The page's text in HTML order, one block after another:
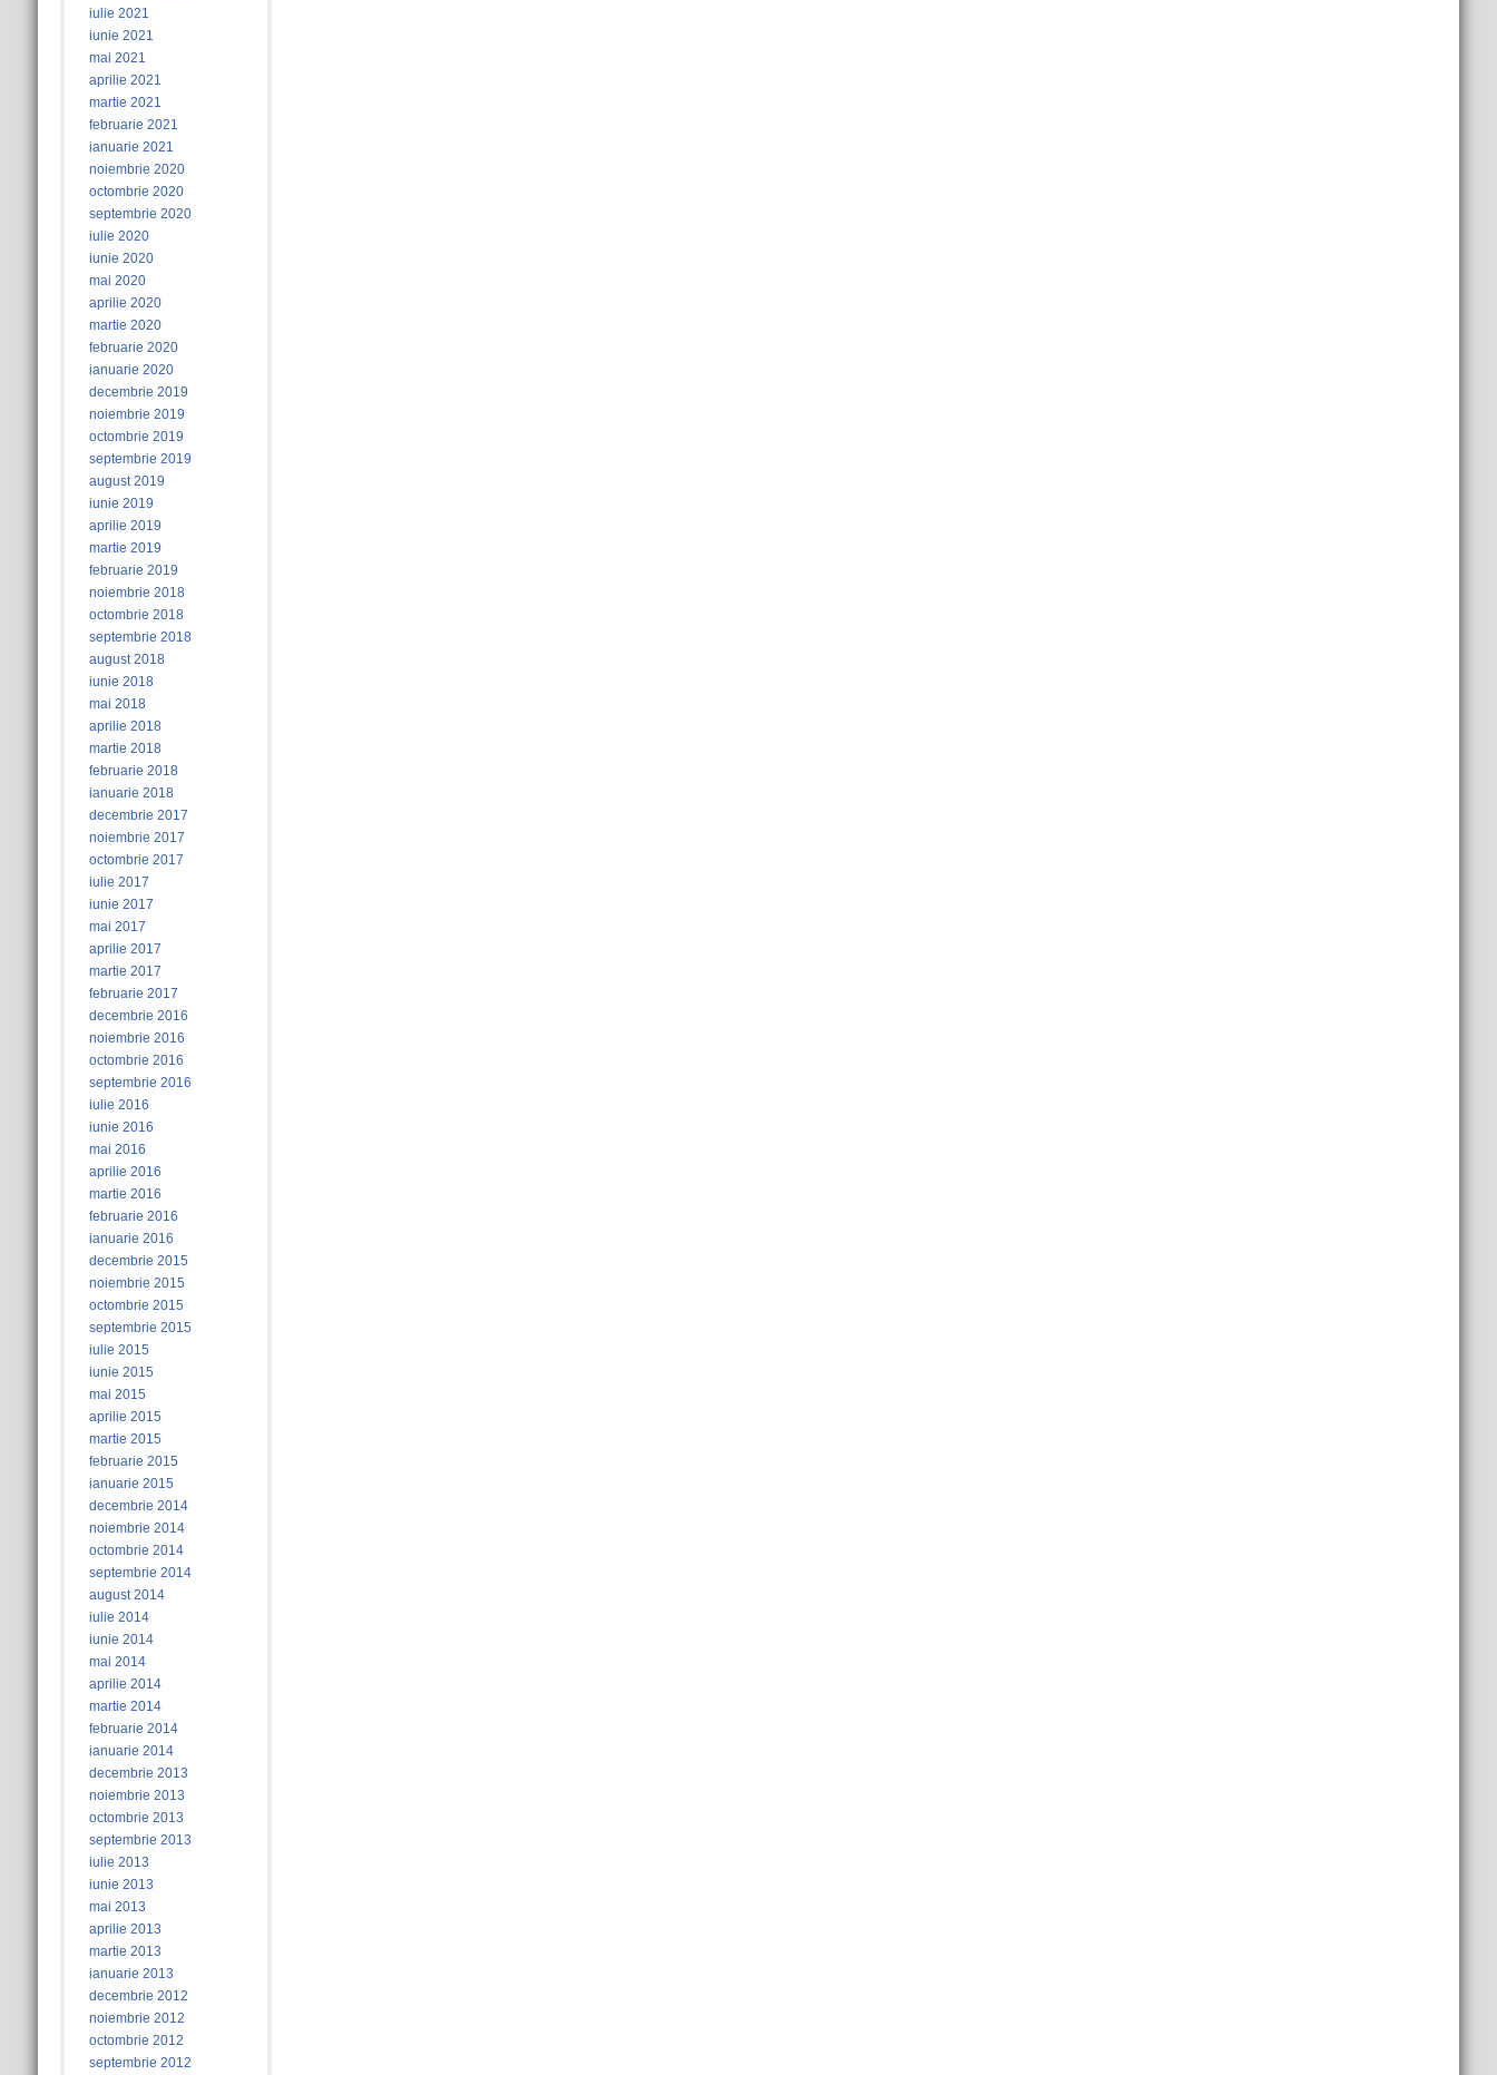
iulie 2021
iunie 2021
mai 2021
aprilie 2021
martie 2021
februarie 2021
ianuarie 2021
noiembrie 2020
octombrie 2020
septembrie 2020
iulie 2020
iunie 2020
mai 2020
aprilie 2020
martie 2020
februarie 2020
ianuarie 2020
decembrie 2019
noiembrie 2019
octombrie 2019
septembrie 2019
august 2019
iunie 2019
aprilie 2019
martie 2019
februarie 2019
noiembrie 2018
octombrie 2018
septembrie 2018
august 2018
iunie 2018
mai 2018
aprilie 2018
martie 2018
februarie 2018
ianuarie 2018
decembrie 2017
noiembrie 2017
octombrie 2017
iulie 2017
iunie 2017
mai 2017
aprilie 2017
martie 2017
februarie 2017
decembrie 2016
noiembrie 2016
octombrie 2016
septembrie 2016
iulie 2016
iunie 2016
mai 2016
aprilie 2016
martie 2016
februarie 2016
ianuarie 2016
decembrie 2015
noiembrie 2015
octombrie 2015
septembrie 2015
iulie 2015
iunie 2015
mai 2015
aprilie 2015
martie 2015
februarie 2015
ianuarie 2015
decembrie 2014
noiembrie 2014
octombrie 2014
septembrie 2014
august 2014
iulie 2014
iunie 2014
mai 2014
aprilie 2014
martie 2014
februarie 2014
ianuarie 2014
decembrie 2013
noiembrie 2013
octombrie 2013
septembrie 2013
iulie 2013
iunie 2013
mai 2013
aprilie 2013
martie 2013
ianuarie 2013
decembrie 2012
noiembrie 2012
octombrie 2012
septembrie 2012